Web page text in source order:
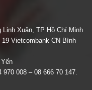
Xuân, TP Hồ Chí Minh
19 Vietcombank CN Bình
970 008 – 08 666 70 147.